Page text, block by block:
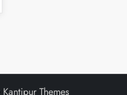
Kantipur Themes